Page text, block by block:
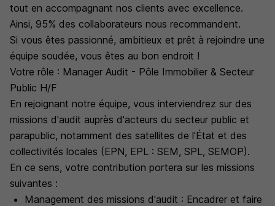
tout en accompagnant nos clients avec excellence.
Ainsi, 95% des collaborateurs nous recommandent.
Si vous êtes passionné, ambitieux et prêt à rejoindre une
équipe soudée, vous êtes au bon endroit !
Votre rôle : Manager Audit - Pôle Immobilier & Secteur
Public H/F
En rejoignant notre équipe, vous interviendrez sur des
missions d'audit auprès d'acteurs du secteur public et
parapublic, notamment des satellites de l'État et des
collectivités locales (EPN, EPL : SEM, SPL, SEMOP).
En ce sens, votre contribution portera sur les missions
suivantes :
Management des missions d'audit : Encadrer et faire